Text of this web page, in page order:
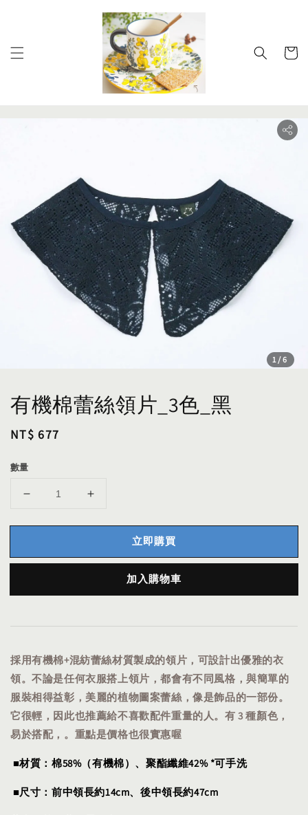
1/6
有機棉蕾絲領片_3色_黑
Regular
NT$ 677
數量
立即購買
加入購物車
採用有機棉+混紡蕾絲材質製成的領片，可設計出優雅的衣
領。不論是任何衣服搭上領片，都會有不同風格，與簡單的
服裝相得益彰，美麗的植物圖案蕾絲，像是飾品的一部份。
它很輕，因此也推薦給不喜歡配件重量的人。有 3 種顏色，
易於搭配，。重點是價格也很實惠喔
■材質：棉58%（有機棉）、聚酯纖維42% *可手洗
■尺寸：前中領長約14cm、後中領長約47cm